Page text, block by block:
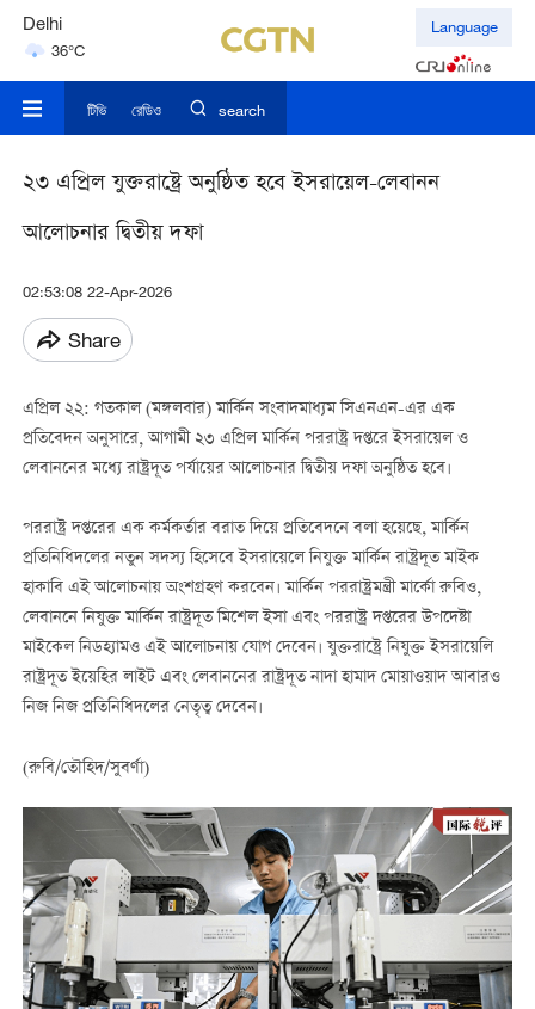
Delhi
36°C
Hyderabad
Language
টিভি রেডিও search
২৩ এপ্রিল যুক্তরাষ্ট্রে অনুষ্ঠিত হবে ইসরায়েল-লেবানন
আলোচনার দ্বিতীয় দফা
02:53:08 22-Apr-2026
Share
এপ্রিল ২২: গতকাল (মঙ্গলবার) মার্কিন সংবাদমাধ্যম সিএনএন-এর এক
প্রতিবেদন অনুসারে, আগামী ২৩ এপ্রিল মার্কিন পররাষ্ট্র দপ্তরে ইসরায়েল ও
লেবাননের মধ্যে রাষ্ট্রদূত পর্যায়ের আলোচনার দ্বিতীয় দফা অনুষ্ঠিত হবে।
পররাষ্ট্র দপ্তরের এক কর্মকর্তার বরাত দিয়ে প্রতিবেদনে বলা হয়েছে, মার্কিন
প্রতিনিধিদলের নতুন সদস্য হিসেবে ইসরায়েলে নিযুক্ত মার্কিন রাষ্ট্রদূত মাইক
হাকাবি এই আলোচনায় অংশগ্রহণ করবেন। মার্কিন পররাষ্ট্রমন্ত্রী মার্কো রুবিও,
লেবাননে নিযুক্ত মার্কিন রাষ্ট্রদূত মিশেল ইসা এবং পররাষ্ট্র দপ্তরের উপদেষ্টা
মাইকেল নিডহ্যামও এই আলোচনায় যোগ দেবেন। যুক্তরাষ্ট্রে নিযুক্ত ইসরায়েলি
রাষ্ট্রদূত ইয়েহির লাইট এবং লেবাননের রাষ্ট্রদূত নাদা হামাদ মোয়াওয়াদ আবারও
নিজ নিজ প্রতিনিধিদলের নেতৃত্ব দেবেন।
(রুবি/তৌহিদ/সুবর্ণা)